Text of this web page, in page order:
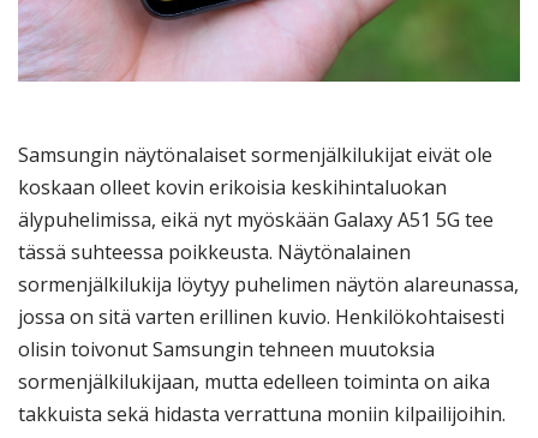
Samsungin näytönalaiset sormenjälkilukijat eivät ole
koskaan olleet kovin erikoisia keskihintaluokan
älypuhelimissa, eikä nyt myöskään Galaxy A51 5G tee
tässä suhteessa poikkeusta. Näytönalainen
sormenjälkilukija löytyy puhelimen näytön alareunassa,
jossa on sitä varten erillinen kuvio. Henkilökohtaisesti
olisin toivonut Samsungin tehneen muutoksia
sormenjälkilukijaan, mutta edelleen toiminta on aika
takkuista sekä hidasta verrattuna moniin kilpailijoihin.